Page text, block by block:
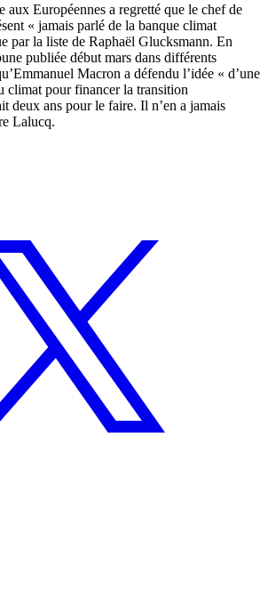
aux Européennes a regretté que le chef de
« jamais parlé de la banque climat
par la liste de Raphaël Glucksmann. En
publiée début mars dans différents
Macron a défendu l’idée « d’une
climat pour financer la transition
deux ans pour le faire. Il n’en a jamais
Lalucq.